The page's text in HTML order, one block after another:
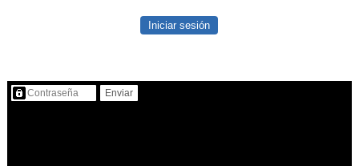
Iniciar sesión
Contenido protegido…